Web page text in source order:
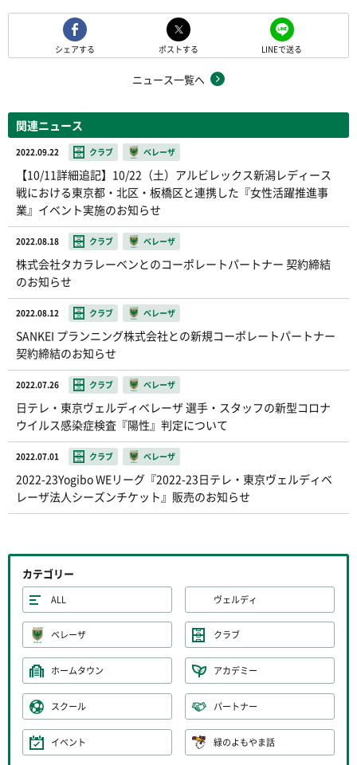
シェアする ポストする LINEで送る
ニュース一覧へ
関連ニュース
2022.09.22 クラブ ベレーザ
【10/11詳細追記】10/22（土）アルビレックス新潟レディース
戦における東京都・北区・板橋区と連携した『女性活躍推進事
業』イベント実施のお知らせ
2022.08.18 クラブ ベレーザ
株式会社タカラレーベンとのコーポレートパートナー 契約締結
のお知らせ
2022.08.12 クラブ ベレーザ
SANKEI プランニング株式会社との新規コーポレートパートナー
契約締結のお知らせ
2022.07.26 クラブ ベレーザ
日テレ・東京ヴェルディベレーザ 選手・スタッフの新型コロナ
ウイルス感染症検査『陽性』判定について
2022.07.01 クラブ ベレーザ
2022-23Yogibo WEリーグ『2022-23日テレ・東京ヴェルディベ
レーザ法人シーズンチケット』販売のお知らせ
カテゴリー
ALL ヴェルディ
ベレーザ クラブ
ホームタウン アカデミー
スクール パートナー
イベント 緑のよもやま話